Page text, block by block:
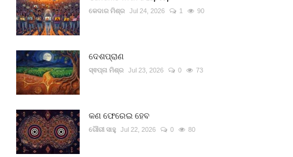
କେଦାର ମିଶ୍ର Jul 24, 2026 1 90
ଦେଶପ୍ରାଣ
ସ୍ଵପ୍ନା ମିଶ୍ର Jul 23, 2026 0 73
କଣ ଫେରେଇ ହେବ
ଗୌରୀ ସାହୁ Jul 22, 2026 0 80